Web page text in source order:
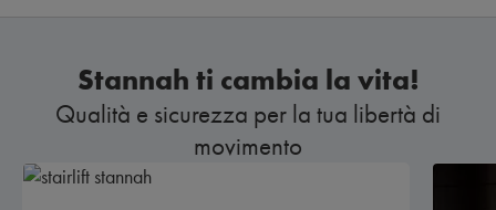
Stannah ti cambia la vita!
Qualità e sicurezza per la tua libertà di
movimento